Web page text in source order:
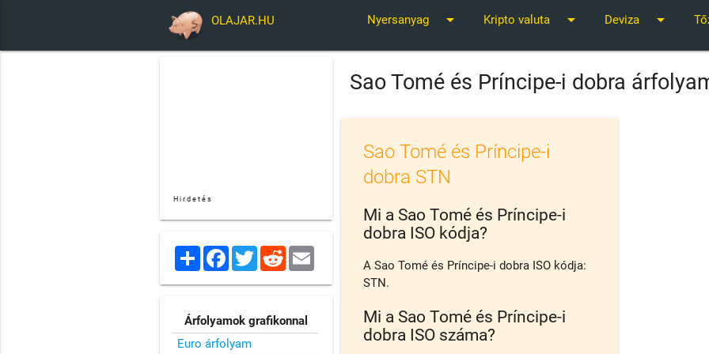
OLAJAR.HU Nyersanyag arrow_drop_down Kripto valuta arrow_drop_down Deviza arrow_drop_down
Sao Tomé és Príncipe-i dobra
Sao Tomé és Príncipe-i
dobra STN
Mi a Sao Tomé és Príncipe-i
dobra ISO kódja?
A Sao Tomé és Príncipe-i dobra ISO kódja:
STN.
Mi a Sao Tomé és Príncipe-i
dobra ISO száma?
Hirdetés
Share Facebook
TwitterReddit
Árfolyamok grafikonnal
Euro árfolyam